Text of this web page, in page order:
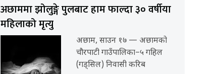
अछाममा झोलुङ्गे पुलबाट हाम फाल्दा ३० वर्षीया
महिलाको मृत्यु
अछाम, साउन १७ — अछामको
चौरपाटी गाउँपालिका–५ गहिल
(गड्सिल) निवासी करिब